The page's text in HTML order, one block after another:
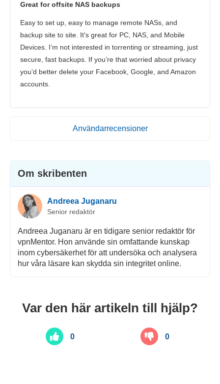
Great for offsite NAS backups
Easy to set up, easy to manage remote NASs, and
backup site to site. It's great for PC, NAS, and Mobile
Devices. I’m not interested in torrenting or streaming, just
secure, fast backups. If you’re that worried about privacy
you’d better delete your Facebook, Google, and Amazon
accounts.
Användarrecensioner
Om skribenten
Andreea Juganaru
Senior redaktör
Andreea Juganaru är en tidigare senior redaktör för
vpnMentor. Hon använde sin omfattande kunskap
inom cybersäkerhet för att undersöka och analysera
hur våra läsare kan skydda sin integritet online.
Var den här artikeln till hjälp?
0 0